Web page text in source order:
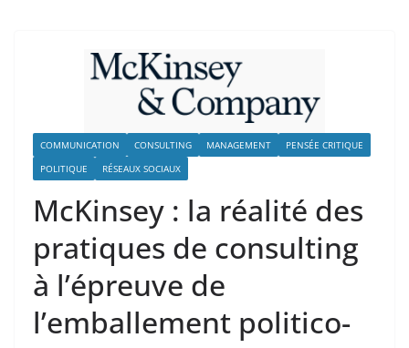
COMMUNICATION CONSULTING MANAGEMENT
PENSÉE CRITIQUE
POLITIQUE
RÉSEAUX SOCIAUX
McKinsey : la réalité des
pratiques de consulting
à l’épreuve de
l’emballement politico-